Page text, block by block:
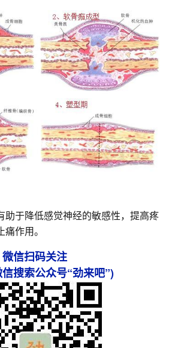
助于降低感觉神经的敏感性，提高疼
作用。
微信扫码关注
搜索公众号“劲来吧”)